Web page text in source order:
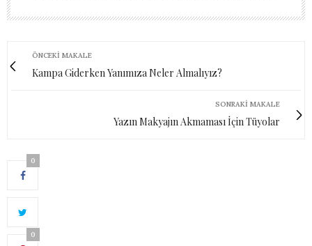
ÖNCEKI MAKALE
Kampa Giderken Yanımıza Neler Almalıyız?
SONRAKI MAKALE
Yazın Makyajın Akmaması İçin Tüyolar
0
0